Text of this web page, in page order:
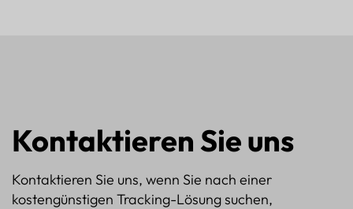
Kontaktieren Sie uns
Kontaktieren Sie uns, wenn Sie nach einer
kostengünstigen Tracking-Lösung suchen,